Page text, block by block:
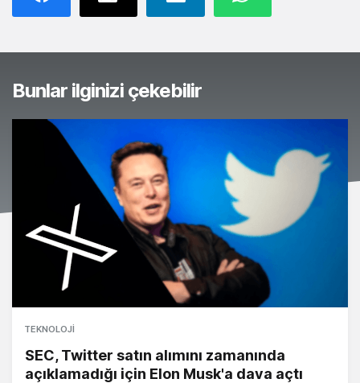
Bunlar ilginizi çekebilir
TEKNOLOJI
SEC, Twitter satın alımını zamanında
açıklamadığı için Elon Musk'a dava açtı